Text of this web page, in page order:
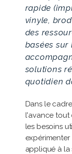
rapide
vinyle,
des
basées
solutions
quotidien
Dans le
l'avance tout
les besoins
appliqué à la